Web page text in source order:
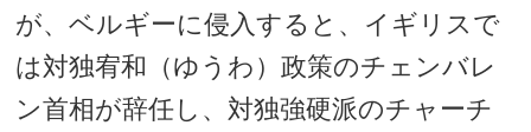
が、ベルギーに侵入すると、イギリスで
は対独宥和（ゆうわ）政策のチェンバレ
ン首相が辞任し、対独強硬派のチャーチ